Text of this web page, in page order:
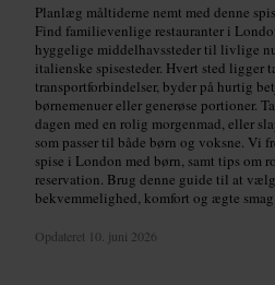
Planlæg måltiderne nemt med denne
Find familievenlige restauranter i
hyggelige middelhavssteder til livlige
italienske spisesteder. Hvert sted ligger
transportforbindelser, byder på hurtig
børnemenuer eller generøse portioner.
dagen med en rolig morgenmad, eller
som passer til både børn og voksne. Vi
spise i London med børn, samt tips om
reservation. Brug denne guide til at
bekvemmelighed, komfort og ægte smag.
Opdateret 10. juni 2026